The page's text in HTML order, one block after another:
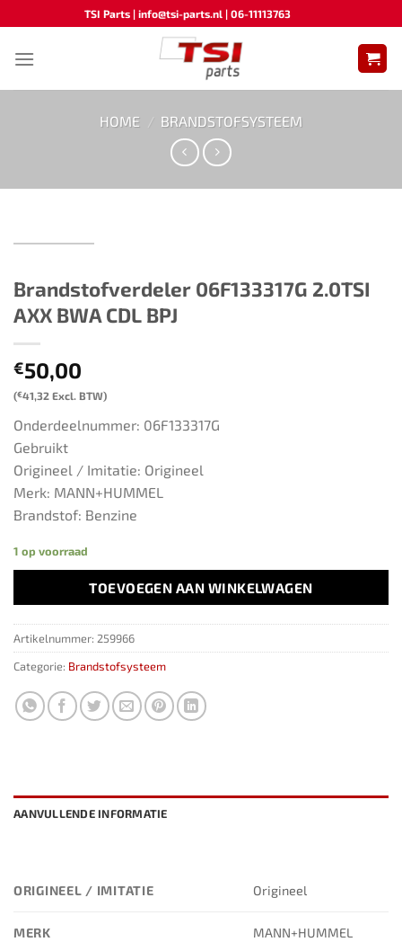
naar
inhoud
TSI Parts | info@tsi-parts.nl | 06-11113763
HOME / BRANDSTOFSYSTEEM
Brandstofverdeler 06F133317G​ ​​​2.0TSI
AXX BWA CDL BPJ
€50,00
(€41,32 Excl. BTW)
Onderdeelnummer: 06F133317G
Gebruikt
Origineel / Imitatie: Origineel
Merk: MANN+HUMMEL
Brandstof: Benzine
1 op voorraad
TOEVOEGEN AAN WINKELWAGEN
Artikelnummer: 259966
Categorie: Brandstofsysteem
AANVULLENDE INFORMATIE
ORIGINEEL / IMITATIE Origineel
MERK MANN+HUMMEL